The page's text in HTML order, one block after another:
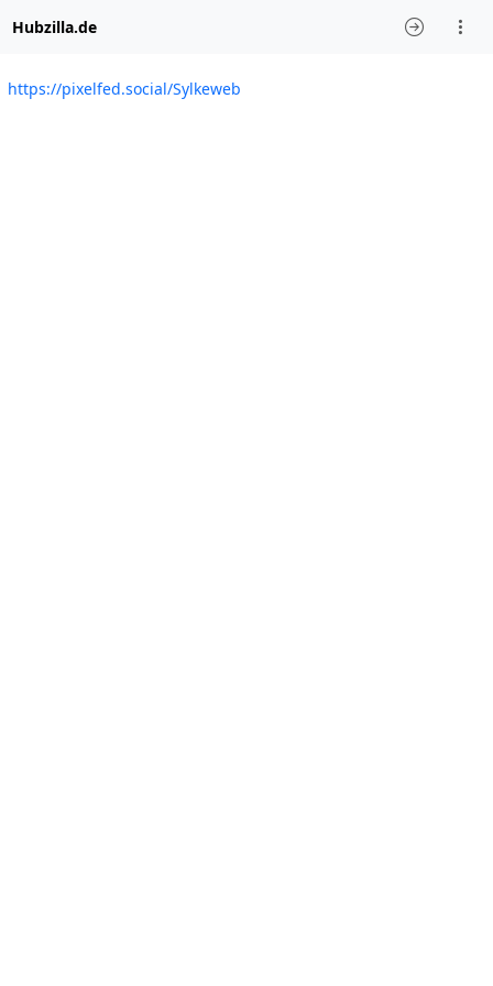
Hubzilla.de
https://pixelfed.social/Sylkeweb